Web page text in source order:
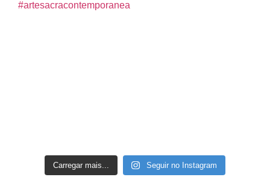
Carregar mais... Seguir no Instagram